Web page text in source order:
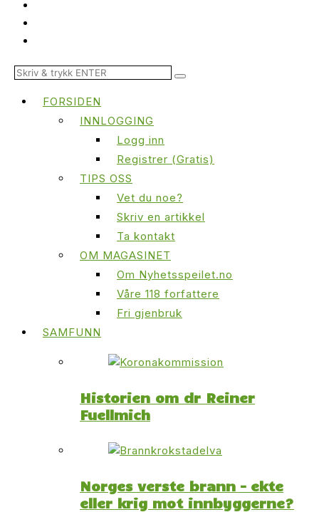
FORSIDEN
INNLOGGING
Logg inn
Registrer (Gratis)
TIPS OSS
Vet du noe?
Skriv en artikkel
Ta kontakt
OM MAGASINET
Om Nyhetsspeilet.no
Våre 118 forfattere
Fri gjenbruk
SAMFUNN
Historien om dr Reiner
Fuellmich
Norges verste brann – ekte
eller krig mot innbyggerne?